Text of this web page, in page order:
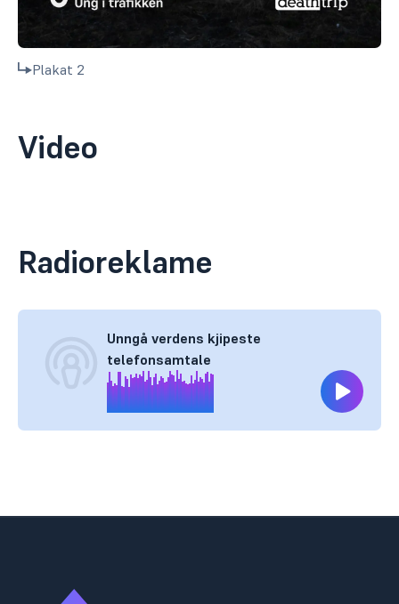
Plakat 2
Video
Radioreklame
Unngå verdens kjipeste
telefonsamtale